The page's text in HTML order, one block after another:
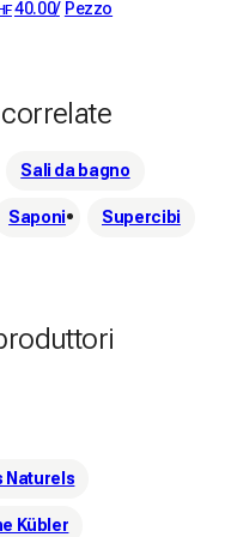
40.00/ Pezzo
Sali da bagno
Saponi Supercibi
Naturels
Kübler